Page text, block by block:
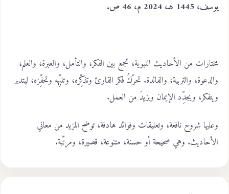
يوسف، 1445 هـ، 2024 م، 46 ص.
مختارات من الأحاديث النبوية، تجمع بين الفكر، والتأمل، والعبرة، والعلم،
والدعوة، والتربية، والفائدة. تحرّكُ فكر القارئ وتذكِّره، وتنبِّهه وتحفِّزه، ليتدبر
ويتفكر، ويجدِّد الإيمان ويزيدَ من العمل.
وعليها شروح نافعة، وتعليقات وفوائد هادفة، توضح المزيد من معاني
الأحاديث. وهي صحيحة أو حسنة، متنوعة، قصيرة، ومرتَّبة.